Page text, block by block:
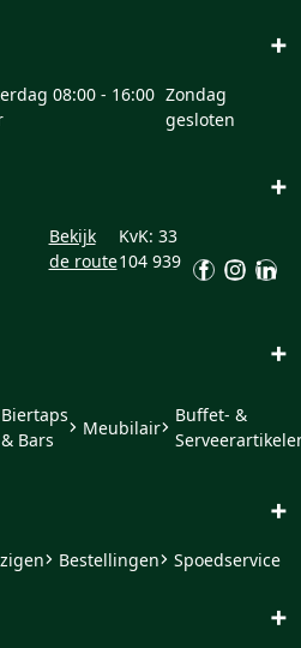
+
08:00 - 16:00 Zondag
gesloten
+
Bekijk
de route
KvK: 33
104 939
+
Biertaps
& Bars
Meubilair
Buffet- &
+
Bestellingen Spoedservice
+